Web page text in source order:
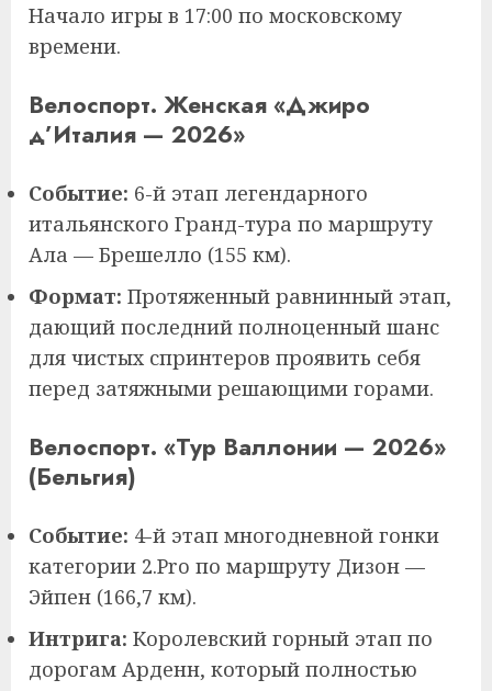
Начало игры в 17:00 по московскому
времени.
Велоспорт. Женская «Джиро
д’Италия — 2026»
Событие: 6-й этап легендарного
итальянского Гранд-тура по маршруту
Ала — Брешелло (155 км).
Формат: Протяженный равнинный этап,
дающий последний полноценный шанс
для чистых спринтеров проявить себя
перед затяжными решающими горами.
Велоспорт. «Тур Валлонии — 2026»
(Бельгия)
Событие: 4-й этап многодневной гонки
категории 2.Pro по маршруту Дизон —
Эйпен (166,7 км).
Интрига: Королевский горный этап по
дорогам Арденн, который полностью